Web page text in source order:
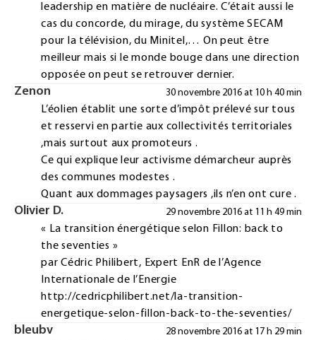
leadership en matière de nucléaire. C’était aussi le
cas du concorde, du mirage, du système SECAM
pour la télévision, du Minitel,… On peut être
meilleur mais si le monde bouge dans une direction
opposée on peut se retrouver dernier.
Zenon 30 novembre 2016 at 10 h 40 min
L’éolien établit une sorte d’impôt prélevé sur tous
et resservi en partie aux collectivités territoriales
,mais surtout aux promoteurs .
Ce qui explique leur activisme démarcheur auprès
des communes modestes .
Quant aux dommages paysagers ,ils n’en ont cure .
Olivier D. 29 novembre 2016 at 11 h 49 min
« La transition énergétique selon Fillon: back to
the seventies »
par Cédric Philibert, Expert EnR de l’Agence
Internationale de l’Energie
http://cedricphilibert.net/la-transition-
energetique-selon-fillon-back-to-the-seventies/
bleubv 28 novembre 2016 at 17 h 29 min